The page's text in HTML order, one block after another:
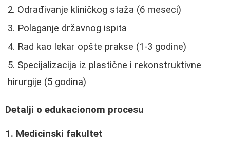
Odrađivanje kliničkog staža (6 meseci)
Polaganje državnog ispita
Rad kao lekar opšte prakse (1-3 godine)
Specijalizacija iz plastične i rekonstruktivne
hirurgije (5 godina)
Detalji o edukacionom procesu
1. Medicinski fakultet